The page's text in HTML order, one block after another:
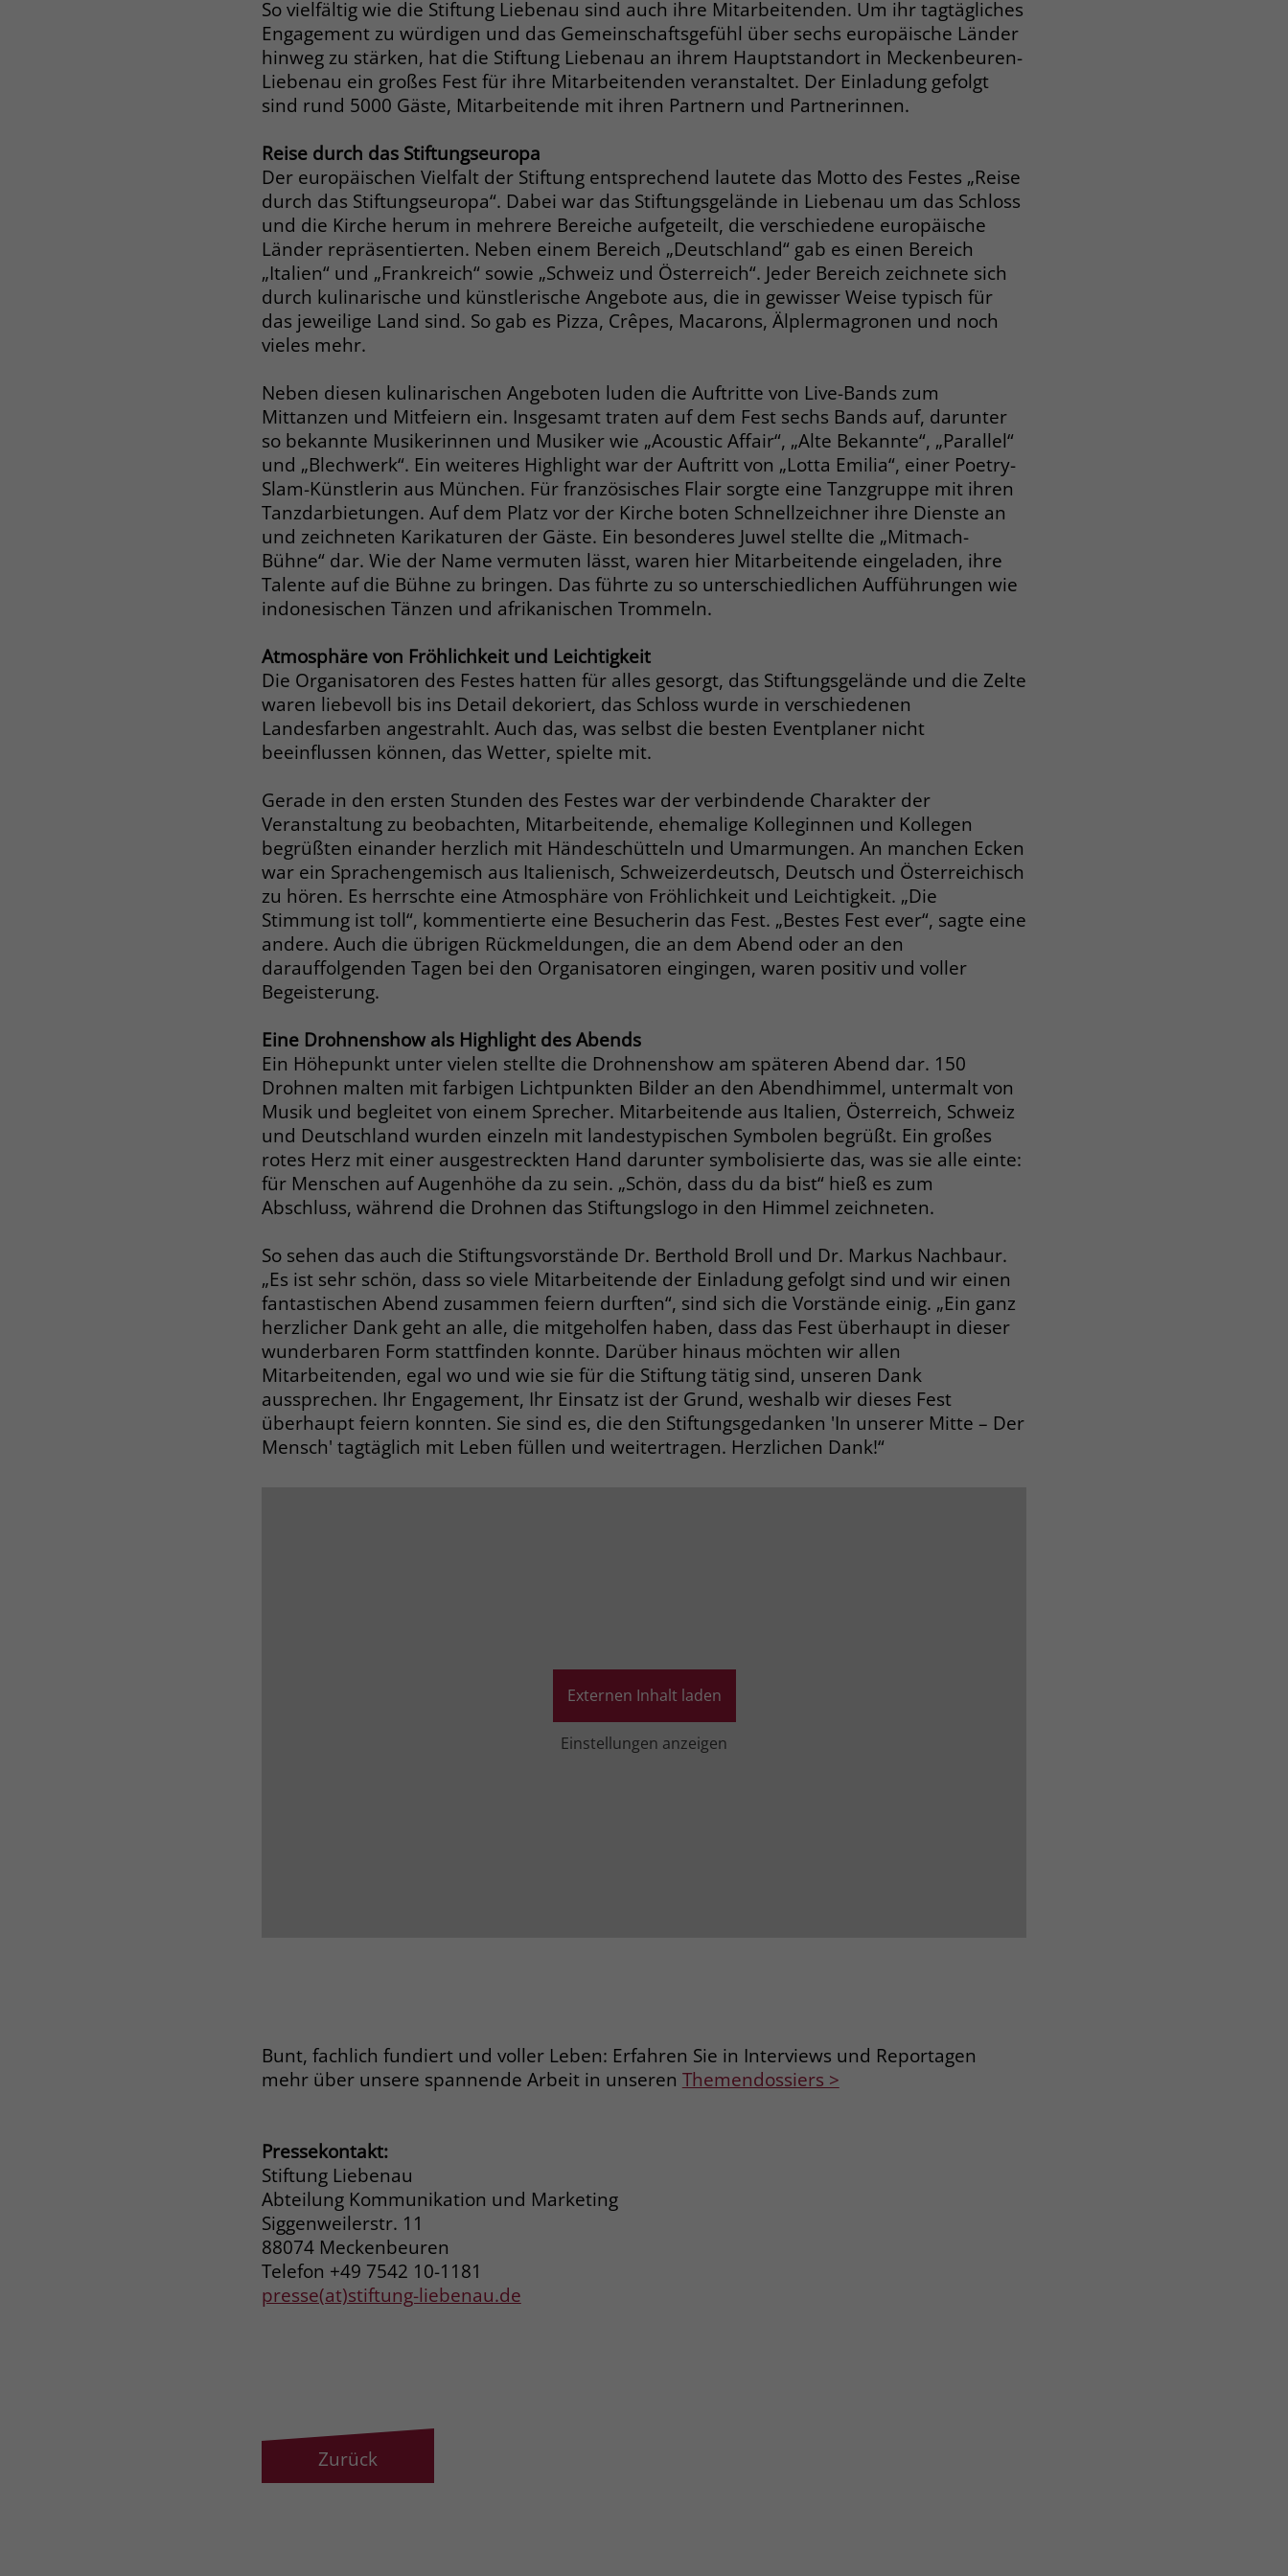
So vielfältig wie die Stiftung Liebenau sind auch ihre Mitarbeitenden. Um ihr tagtägliches
Engagement zu würdigen und das Gemeinschaftsgefühl über sechs europäische Länder
hinweg zu stärken, hat die Stiftung Liebenau an ihrem Hauptstandort in Meckenbeuren-
Liebenau ein großes Fest für ihre Mitarbeitenden veranstaltet. Der Einladung gefolgt
sind rund 5000 Gäste, Mitarbeitende mit ihren Partnern und Partnerinnen.
Reise durch das Stiftungseuropa
Der europäischen Vielfalt der Stiftung entsprechend lautete das Motto des Festes „Reise
durch das Stiftungseuropa“. Dabei war das Stiftungsgelände in Liebenau um das Schloss
und die Kirche herum in mehrere Bereiche aufgeteilt, die verschiedene europäische
Länder repräsentierten. Neben einem Bereich „Deutschland“ gab es einen Bereich
„Italien“ und „Frankreich“ sowie „Schweiz und Österreich“. Jeder Bereich zeichnete sich
durch kulinarische und künstlerische Angebote aus, die in gewisser Weise typisch für
das jeweilige Land sind. So gab es Pizza, Crêpes, Macarons, Älplermagronen und noch
vieles mehr.
Neben diesen kulinarischen Angeboten luden die Auftritte von Live-Bands zum
Mittanzen und Mitfeiern ein. Insgesamt traten auf dem Fest sechs Bands auf, darunter
so bekannte Musikerinnen und Musiker wie „Acoustic Affair“, „Alte Bekannte“, „Parallel“
und „Blechwerk“. Ein weiteres Highlight war der Auftritt von „Lotta Emilia“, einer Poetry-
Slam-Künstlerin aus München. Für französisches Flair sorgte eine Tanzgruppe mit ihren
Tanzdarbietungen. Auf dem Platz vor der Kirche boten Schnellzeichner ihre Dienste an
und zeichneten Karikaturen der Gäste. Ein besonderes Juwel stellte die „Mitmach-
Bühne“ dar. Wie der Name vermuten lässt, waren hier Mitarbeitende eingeladen, ihre
Talente auf die Bühne zu bringen. Das führte zu so unterschiedlichen Aufführungen wie
indonesischen Tänzen und afrikanischen Trommeln.
Atmosphäre von Fröhlichkeit und Leichtigkeit
Die Organisatoren des Festes hatten für alles gesorgt, das Stiftungsgelände und die Zelte
waren liebevoll bis ins Detail dekoriert, das Schloss wurde in verschiedenen
Landesfarben angestrahlt. Auch das, was selbst die besten Eventplaner nicht
beeinflussen können, das Wetter, spielte mit.
Gerade in den ersten Stunden des Festes war der verbindende Charakter der
Veranstaltung zu beobachten, Mitarbeitende, ehemalige Kolleginnen und Kollegen
begrüßten einander herzlich mit Händeschütteln und Umarmungen. An manchen Ecken
war ein Sprachengemisch aus Italienisch, Schweizerdeutsch, Deutsch und Österreichisch
zu hören. Es herrschte eine Atmosphäre von Fröhlichkeit und Leichtigkeit. „Die
Stimmung ist toll“, kommentierte eine Besucherin das Fest. „Bestes Fest ever“, sagte eine
andere. Auch die übrigen Rückmeldungen, die an dem Abend oder an den
darauffolgenden Tagen bei den Organisatoren eingingen, waren positiv und voller
Begeisterung.
Eine Drohnenshow als Highlight des Abends
Ein Höhepunkt unter vielen stellte die Drohnenshow am späteren Abend dar. 150
Drohnen malten mit farbigen Lichtpunkten Bilder an den Abendhimmel, untermalt von
Musik und begleitet von einem Sprecher. Mitarbeitende aus Italien, Österreich, Schweiz
und Deutschland wurden einzeln mit landestypischen Symbolen begrüßt. Ein großes
rotes Herz mit einer ausgestreckten Hand darunter symbolisierte das, was sie alle einte:
für Menschen auf Augenhöhe da zu sein. „Schön, dass du da bist“ hieß es zum
Abschluss, während die Drohnen das Stiftungslogo in den Himmel zeichneten.
So sehen das auch die Stiftungsvorstände Dr. Berthold Broll und Dr. Markus Nachbaur.
„Es ist sehr schön, dass so viele Mitarbeitende der Einladung gefolgt sind und wir einen
fantastischen Abend zusammen feiern durften“, sind sich die Vorstände einig. „Ein ganz
herzlicher Dank geht an alle, die mitgeholfen haben, dass das Fest überhaupt in dieser
wunderbaren Form stattfinden konnte. Darüber hinaus möchten wir allen
Mitarbeitenden, egal wo und wie sie für die Stiftung tätig sind, unseren Dank
aussprechen. Ihr Engagement, Ihr Einsatz ist der Grund, weshalb wir dieses Fest
überhaupt feiern konnten. Sie sind es, die den Stiftungsgedanken 'In unserer Mitte – Der
Mensch' tagtäglich mit Leben füllen und weitertragen. Herzlichen Dank!“
Externen Inhalt laden
Einstellungen anzeigen
Bunt, fachlich fundiert und voller Leben: Erfahren Sie in Interviews und Reportagen
mehr über unsere spannende Arbeit in unseren Themendossiers >
Pressekontakt:
Stiftung Liebenau
Abteilung Kommunikation und Marketing
Siggenweilerstr. 11
88074 Meckenbeuren
Telefon +49 7542 10-1181
presse(at)stiftung-liebenau.de
Zurück
Name PHPSESSID
Anbieter stiftung-liebenau.de
Laufzeit Session
Zweck
Seitenanfragen bei.
Name cookie_optin
Anbieter www.stiftung-liebenau.de
Laufzeit 1 Monat
Name __cf_bm
Anbieter .fonts.net
Laufzeit 30 Minuten
Zweck
This cookie, set by Cloudflare, is used to
support Cloudflare Bot Management.
Name JSessionID
Anbieter jobs.stiftung-liebenau.de
Laufzeit Session
Behält die Zustände des Benutzers bei allen
Seitenanfragen bei.
Zweck
dass Aktionen, die bei späteren Besuchen
derselben Website durchgeführt werden, mit
derselben Benutzerkennung verknüpft
werden.
Anbieter www.clarity.ms
Laufzeit 1 Jahr
Zweck
Microsoft Clarity setzt dieses Cookie, um die
Seitenaufrufe eines Benutzers zu speichern
und in einer einzigen Sitzungsaufzeichnung
zusammenzufassen.
Name _gcl_au
Anbieter Google Ads
Laufzeit 90 Tage
Zweck Enthält eine zufallsgenerierte User-ID.
_gcl_aw
Anbieter Google Ads
Laufzeit 90 Tage
Dieses Cookie wird gesetzt, wenn ein User
über einen Klick auf eine Google
Werbeanzeige auf die Website gelangt. Es
enthält Informationen darüber, welche
Erfolge wie z.B. Bestellungen oder
Kontaktanfragen der Anzeige zugewiesen
werden können.
_gcl_dc
Anbieter Google Ads
Zweck
Dieses Cookie wird gesetzt, wenn ein User
über einen Klick auf eine Google
Werbeanzeige auf die Website gelangt. Es
enthält Informationen darüber, welche
Werbeanzeige geklickt wurde, sodass erzielte
Erfolge wie z.B. Bestellungen oder
Kontaktanfragen der Anzeige zugewiesen
werden können.
Anbieter Facebook
Laufzeit 3 Monate
Der Zweck von _fbp ist vollständig auf die
Werbe- und Analysebemühungen von
Facebook zurückzuführen. Dieses Cookie ist
ein Erstanbieter-Cookie, d. h. Facebook
platziert es, während ein Verbraucher auf